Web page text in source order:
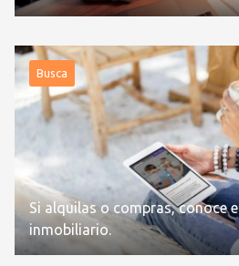
Busca
Si alquilas o compras, conoce
inmobiliario.